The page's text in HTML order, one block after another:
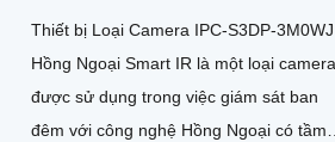
Thiết bị Loại Camera IPC-S3DP-3M0WJ
Hồng Ngoại Smart IR là một loại camera
được sử dụng trong việc giám sát ban
đêm với công nghệ Hồng Ngoại có tầm